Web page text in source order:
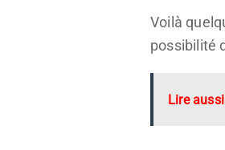
Voilà
possibilité
Lire aussi